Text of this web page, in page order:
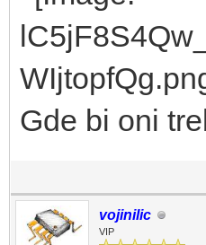
Gde bi oni
vojinilic
VIP